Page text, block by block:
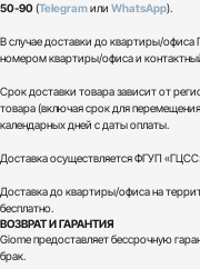
50-90(Telegramили WhatsApp).
В случае доставки до квартиры/
номером квартиры/офиса и
Срок доставки товара зависит от
товара (включая срок для
календарных дней с даты оплаты.
Доставка осуществляется ФГУП
Доставка до квартиры/офиса на
бесплатно.
ВОЗВРАТ И ГАРАНТИЯ
Giome предоставляет бессрочную
брак.